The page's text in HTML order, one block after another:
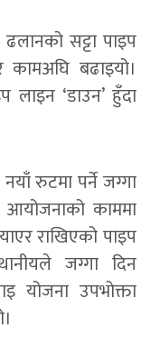
सट्टा पाइप
कामअघि बढाइयो।
लाइन ‘डाउन’ हुँदा
रुटमा पर्ने जग्गा
काममा
राखिएको पाइप
जग्गा दिन
योजना उपभोक्ता